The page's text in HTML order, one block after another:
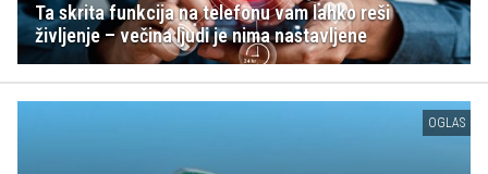
Ta skrita funkcija na telefonu vam lahko reši
življenje – večina ljudi je nima nastavljene
OGLAS